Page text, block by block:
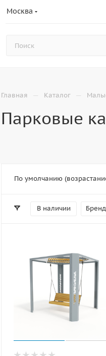
Москва
Главная — Каталог —
Парковые
По умолчанию
В наличии Бренд